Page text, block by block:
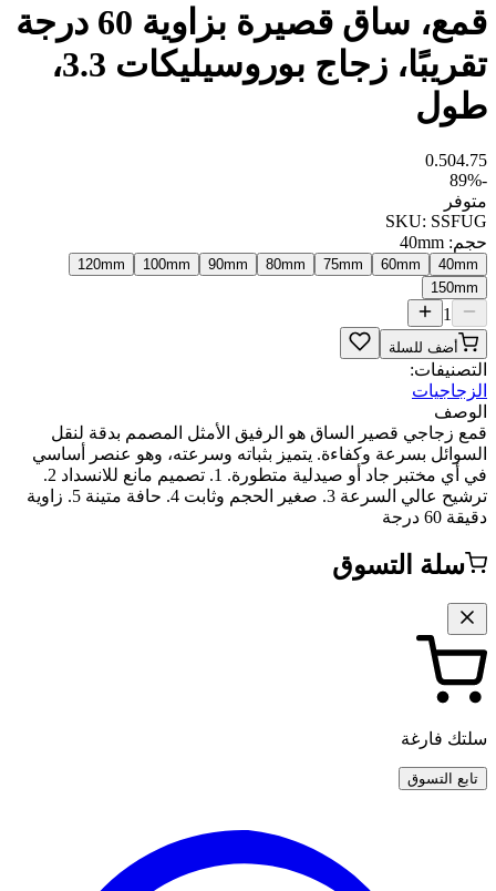
قمع، ساق قصيرة بزاوية 60 درجة
تقريبًا، زجاج بوروسيليكات 3.3،
طول
0.504.75
89%
متوفر
SKU:SSFUG
حجم:
40mm
40mm
60mm
75mm
80mm
90mm
100mm
120mm
150mm
أضف للسلة
التصنيفات:
الزجاجيات
الوصف
قمع زجاجي قصير الساق هو الرفيق الأمثل المصمم بدقة لنقل
السوائل بسرعة وكفاءة. يتميز بثباته وسرعته، وهو عنصر أساسي
في أي مختبر جاد أو صيدلية متطورة. 1. تصميم مانع للانسداد 2.
ترشيح عالي السرعة 3. صغير الحجم وثابت 4. حافة متينة 5. زاوية
دقيقة 60 درجة
سلة التسوق
سلتك فارغة
تابع التسوق